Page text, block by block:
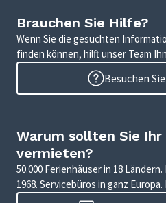
Brauchen Sie Hilfe?
Wenn Sie die gesuchten
finden können, hilft unser Team
Besuchen
Warum sollten Sie
vermieten?
50.000 Ferienhäuser in 18
1968. Servicebüros in ganz